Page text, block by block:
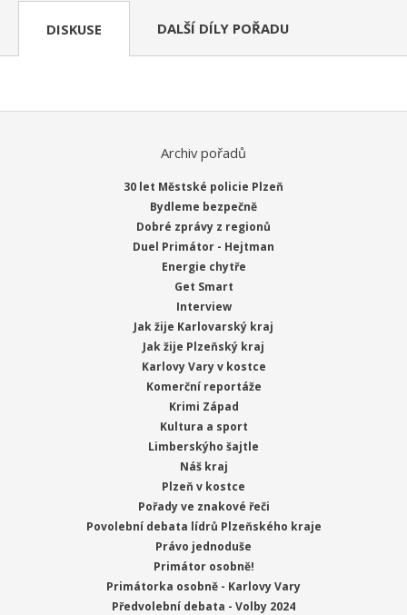
DISKUSE DALŠÍ DÍLY POŘADU
Archiv pořadů
30 let Městské policie Plzeň
Bydleme bezpečně
Dobré zprávy z regionů
Duel Primátor - Hejtman
Energie chytře
Get Smart
Interview
Jak žije Karlovarský kraj
Jak žije Plzeňský kraj
Karlovy Vary v kostce
Komerční reportáže
Krimi Západ
Kultura a sport
Limberskýho šajtle
Náš kraj
Plzeň v kostce
Pořady ve znakové řeči
Povolební debata lídrů Plzeňského kraje
Právo jednoduše
Primátor osobně!
Primátorka osobně - Karlovy Vary
Předvolební debata - Volby 2024